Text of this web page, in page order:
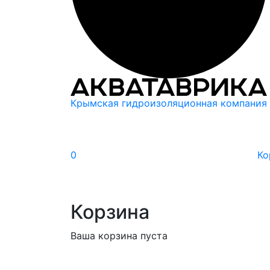
Крымская гидроизоляционная компания
0
Корзина
Ваша корзина пуста